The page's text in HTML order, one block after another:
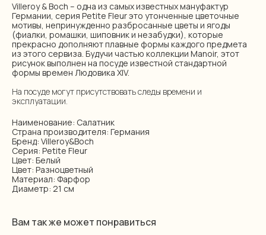
Villeroy & Boch – одна из самых известных мануфактур
Германии, серия Petite Fleur это утонченные цветочные
мотивы, непринужденно разбросанные цветы и ягоды
(фиалки, ромашки, шиповник и незабудки), которые
прекрасно дополняют плавные формы каждого предмета
из этого сервиза. Будучи частью коллекции Manoir, этот
рисунок выполнен на посуде известной стандартной
формы времен Людовика XIV.
На посуде могут присутствовать следы времени и
эксплуатации.
Наименование: Салатник
Страна производителя: Германия
Бренд: Villeroy&Boch
Серия: Petite Fleur
Цвет: Белый
Цвет: Разноцветный
Материал: Фарфор
Диаметр: 21 см
Вам так же может понравиться